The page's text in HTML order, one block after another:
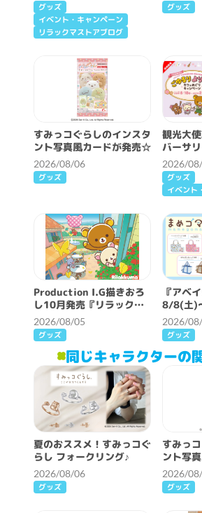
グッズ
イベント・キャンペーン
リラックマストアブログ
グッズ
すみっコぐらしのインスタ
ント写真風カードが発売☆
2026/08/06
グッズ
観光大
バーサ
ート♪
2026/
グッズ
イベント
Production I.G描きおろ
し10月発売『リラックマ
とアワワネコ』テーマ解禁
♪
2026/08/05
グッズ
『アベ
8/8(土)
が発売！
2026/
グッズ
同じキャラクターの
夏のおススメ！すみっコぐ
らし フォークリング♪
2026/08/06
グッズ
すみっ
ント写
2026/
グッズ